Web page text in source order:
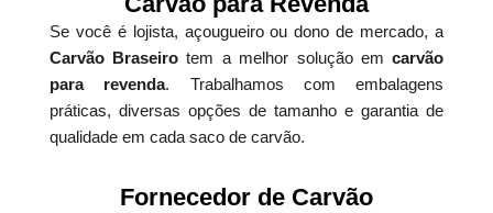
Se você é lojista, açougueiro ou dono de mercado, a
Carvão Braseiro tem a melhor solução emcarvão
para revenda. Trabalhamos com embalagens
práticas, diversas opções de tamanho e garantia de
qualidade em cada saco de carvão.
Fornecedor de Carvão